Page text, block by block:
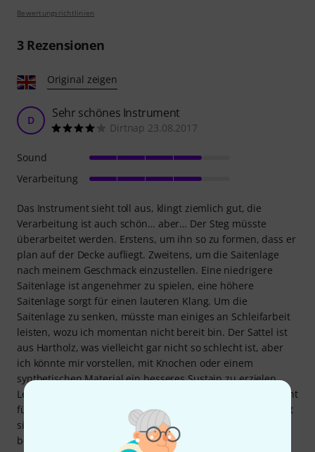
Bewertungsrichtlinien
3Rezensionen
Original zeigen
D Sehr schönes Instrument
Dirtnap 23.08.2017
Das Instrument sieht toll aus, klingt ziemlich gut, die
Verarbeitung ist auch schön… aber… Der Steg müsste
überarbeitet werden. Erstens, um ihn so zu formen, dass er
plan auf der Decke aufliegt. Zweitens, um die Saitenlage
nach meinem Geschmack einzustellen. Eine niedrigere
Saitenlage ist angenehmer zu spielen, eine höhere
Saitenlage sorgt für einen lauteren Klang. Um die
Saitenlage zu senken, müsste man einiges an Schleifarbeit
leisten, wozu ich momentan nicht bereit bin. Der Sattel ist
aus Hartholz, was vielleicht gar nicht so schlecht ist, aber
ich könnte mir vorstellen, mit Knochen oder einem
synthetischen Material ein besseres Sustain zu erzielen.
Letztendlich ist es wahrscheinlich ein sehr gutes Instrument
für Anfänger und ambitionierte Fortgeschrittene, die bereit
sind, etwas Übung zu investieren. Ich hätte es sehr gerne
behalten, aber nach einigem Herumprobieren wurde mir
Sound
Verarbeitung